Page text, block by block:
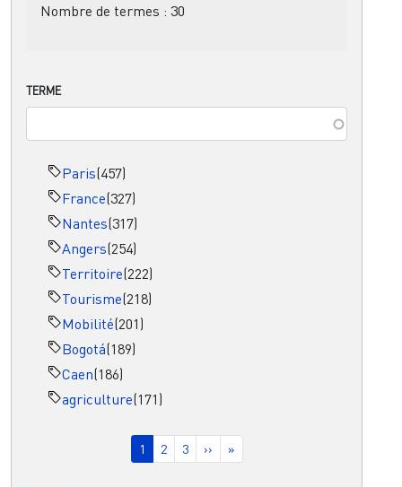
Nombre de termes : 30
TERME
Paris(457)
France(327)
Nantes(317)
Angers(254)
Territoire(222)
Tourisme(218)
Mobilité(201)
Bogotá(189)
Caen(186)
agriculture(171)
Page courante
1 Page
2 Page
3 Page suivante
›› Dernière page
»